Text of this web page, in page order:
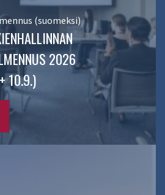
(suomeksi)
2026
10.9.)